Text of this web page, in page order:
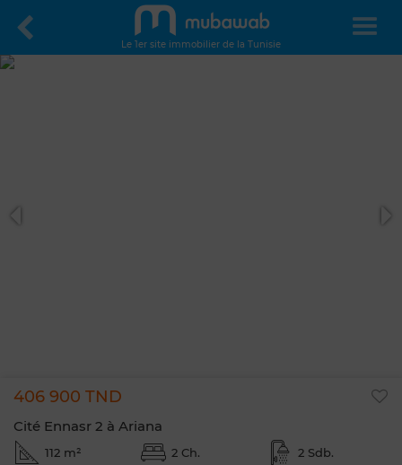
Le 1er site immobilier de la Tunisie
406 900 TND
Cité Ennasr 2 à Ariana
112 m² 2 Ch. 2 Sdb.